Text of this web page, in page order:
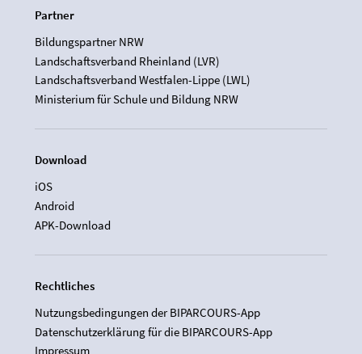
Partner
Bildungspartner NRW
Landschaftsverband Rheinland (LVR)
Landschaftsverband Westfalen-Lippe (LWL)
Ministerium für Schule und Bildung NRW
Download
iOS
Android
APK-Download
Rechtliches
Nutzungsbedingungen der BIPARCOURS-App
Datenschutzerklärung für die BIPARCOURS-App
Impressum